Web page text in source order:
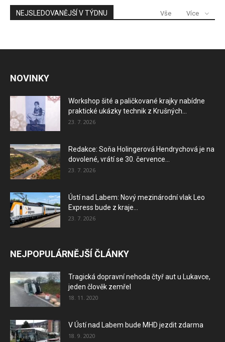
NEJSLEDOVANĚJŠÍ V TÝDNU Vše Více
NOVINKY
Workshop šité a paličkované krajky nabídne
praktické ukázky technik z Krušných...
23. 7. 2026
Redakce: Soňa Holingerová Hendrychová je na
dovolené, vrátí se 30. července...
23. 7. 2026
Ústí nad Labem: Nový mezinárodní vlak Leo
Express bude z kraje...
23. 7. 2026
NEJPOPULÁRNĚJŠÍ ČLÁNKY
Tragická dopravní nehoda čtyř aut u Lukavce,
jeden člověk zemřel
18. 11. 2020
V Ústí nad Labem bude MHD jezdit zdarma
18. 9. 2020